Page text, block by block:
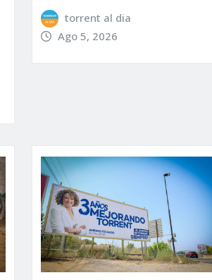
torrent al dia
Ago 5, 2026